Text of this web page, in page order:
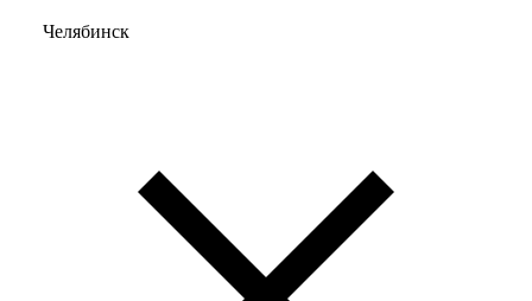
Челябинск